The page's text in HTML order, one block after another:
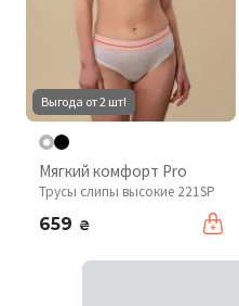
Выгода от 2 шт!
Мягкий комфорт Pro
Трусы слипы высокие 221SP
659 ₴